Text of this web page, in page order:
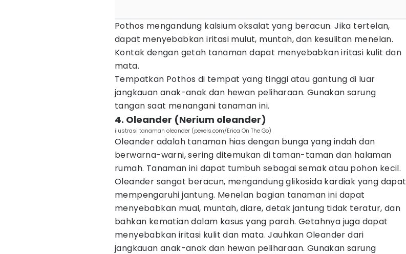
Pothos mengandung kalsium oksalat yang beracun. Jika tertelan,
dapat menyebabkan iritasi mulut, muntah, dan kesulitan menelan.
Kontak dengan getah tanaman dapat menyebabkan iritasi kulit dan
mata.
Tempatkan Pothos di tempat yang tinggi atau gantung di luar
jangkauan anak-anak dan hewan peliharaan. Gunakan sarung
tangan saat menangani tanaman ini.
4. Oleander (Nerium oleander)
ilustrasi tanaman oleander (pexels.com/Erica On The Go)
Oleander adalah tanaman hias dengan bunga yang indah dan
berwarna-warni, sering ditemukan di taman-taman dan halaman
rumah. Tanaman ini dapat tumbuh sebagai semak atau pohon kecil.
Oleander sangat beracun, mengandung glikosida kardiak yang dapat
mempengaruhi jantung. Menelan bagian tanaman ini dapat
menyebabkan mual, muntah, diare, detak jantung tidak teratur, dan
bahkan kematian dalam kasus yang parah. Getahnya juga dapat
menyebabkan iritasi kulit dan mata. Jauhkan Oleander dari
jangkauan anak-anak dan hewan peliharaan. Gunakan sarung